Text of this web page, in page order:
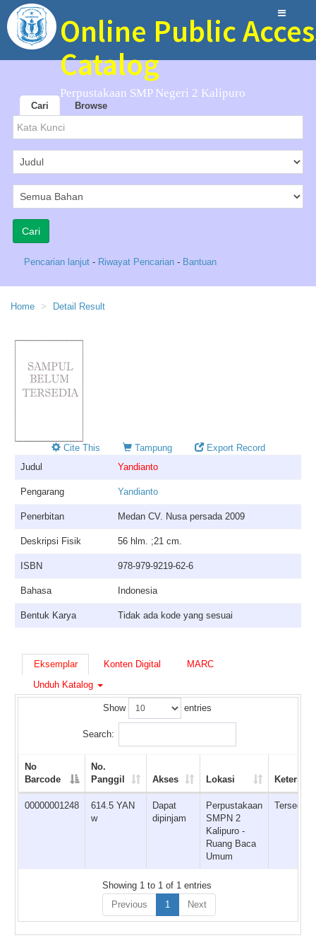
Online Public
Catalog
Perpustakaan SMP Negeri 2 Kalipuro
Cari Browse
Pencarian lanjut - Riwayat Pencarian - Bantuan
Home Detail Result
Cite This Tampung
Export Record
Judul
Yandianto
Pengarang Yandianto
Penerbitan Medan CV. Nusa persada 2009
Deskripsi Fisik 56 hlm. ;21 cm.
ISBN 978-979-9219-62-6
Bahasa Indonesia
Bentuk Karya Tidak ada kode yang sesuai
Eksemplar Konten Digital
MARC
Unduh Katalog
Show entries
Search:
No
Barcode
No.
Panggil
Akses Lokasi
00000001248
614.5 YAN
w
Dapat
dipinjam
Perpustakaan
SMPN 2
Kalipuro -
Ruang Baca
Umum
Tersedia
Showing 1 to 1 of 1 entries
Previous
1 Next